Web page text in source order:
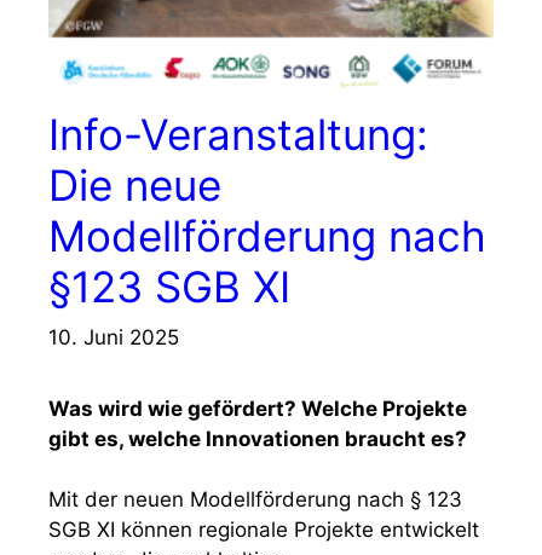
Info-Veranstaltung:
Die neue
Modellförderung nach
§123 SGB XI
10. Juni 2025
Was wird wie gefördert? Welche Projekte
gibt es, welche Innovationen braucht es?
Mit der neuen Modellförderung nach § 123
SGB XI können regionale Projekte entwickelt